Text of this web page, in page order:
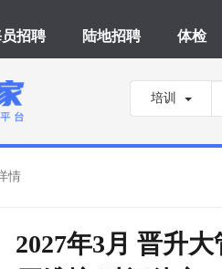
招聘 陆地招聘 体检
培训
情
2027年3月 晋升